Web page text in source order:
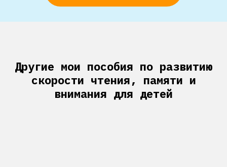
Другие мои пособия по развитию
скорости чтения, памяти и
внимания для детей